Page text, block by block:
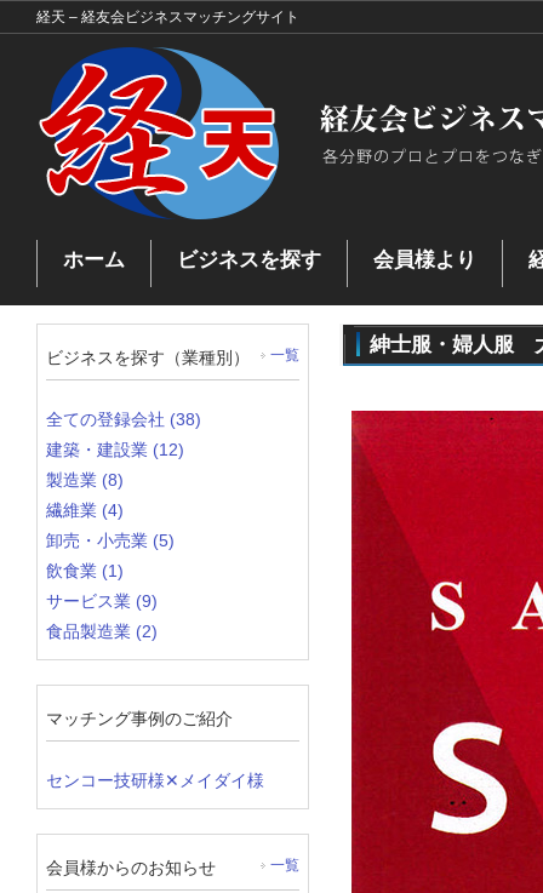
経天 – 経友会ビジネスマッチングサイト
お問い合わせ ビジネスを探す ビジネスマッチングとは
ホーム ビジネスを探す 会員様より
紳士服・婦人服
ビジネスを探す（業種別） 一覧
全ての登録会社 (38)
建築・建設業 (12)
製造業 (8)
繊維業 (4)
卸売・小売業 (5)
飲食業 (1)
サービス業 (9)
食品製造業 (2)
マッチング事例のご紹介
センコー技研様✕メイダイ様
会員様からのお知らせ 一覧